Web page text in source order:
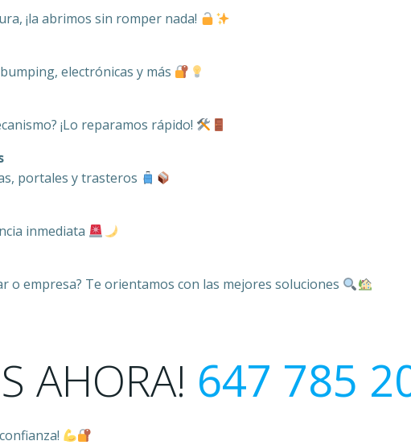
¡la abrimos sin romper nada!
electrónicas y más
¡Lo reparamos rápido!
portales y trasteros
inmediata
o empresa? Te orientamos con las mejores soluciones
AHORA! 647 785